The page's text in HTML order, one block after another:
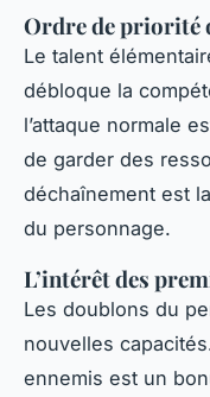
Ordre de priorité
Le talent
débloque la
l’attaque normale
de garder des
déchaînement est
du personnage.
L’intérêt des
Les doublons du
nouvelles
ennemis est un